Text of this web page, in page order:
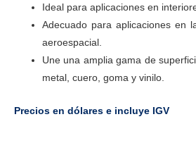
Ideal para aplicaciones en
Adecuado para aplicaciones en
aeroespacial.
Une una amplia gama de
metal, cuero, goma y vinilo.
Precios en dólares e incluye IGV